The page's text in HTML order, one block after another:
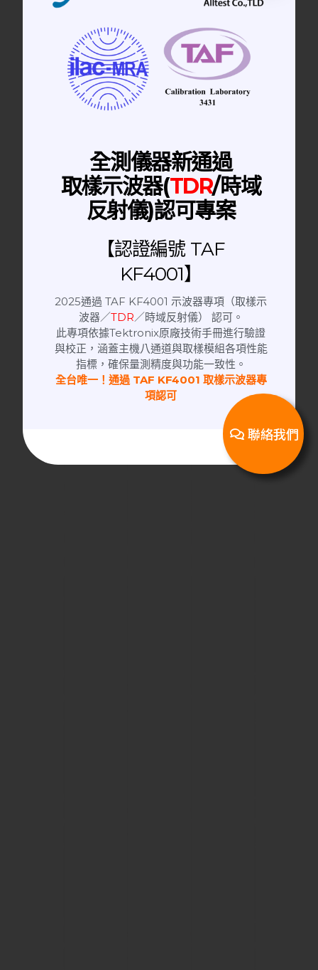
KIỂM TRA & SỬA CHỮA THIẾT BỊ
ĐO LƯỜNG.
MUA & BÁN THIẾT BỊ ĐO LƯỜNG.
全測儀器新通過
取樣示波器(TDR/時域
反射儀)認可專案
【認證編號 TAF
KF4001】
2025通過 TAF KF4001 示波器專項（取樣示
波器／TDR／時域反射儀） 認可。
此專項依據Tektronix原廠技術手冊進行驗證
與校正，涵蓋主機八通道與取樣模組各項性能
指標，確保量測精度與功能一致性。
全台唯一！通過 TAF KF4001 取樣示波器專
項認可
聯絡我們